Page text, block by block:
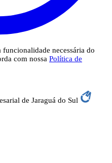
funcionalidade necessária do
com nossa Política de
de Jaraguá do Sul